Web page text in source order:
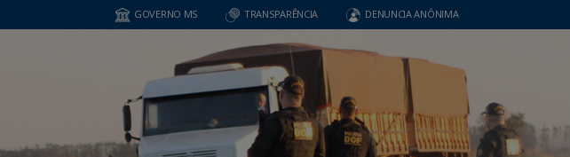
GOVERNO MS TRANSPARÊNCIA DENUNCIA ANÔNIMA